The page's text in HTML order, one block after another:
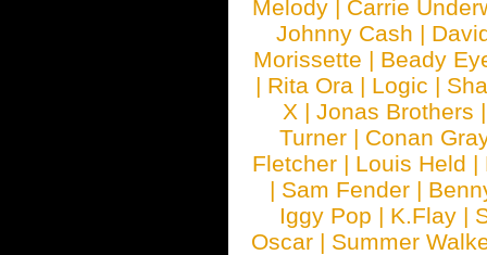
Melody | Carrie
Johnny Cash |
Morissette | Beady
| Rita Ora | Logic |
X | Jonas Brothers
Turner | Conan
Fletcher | Louis Held |
| Sam Fender |
Iggy Pop | K.Flay |
Oscar | Summer